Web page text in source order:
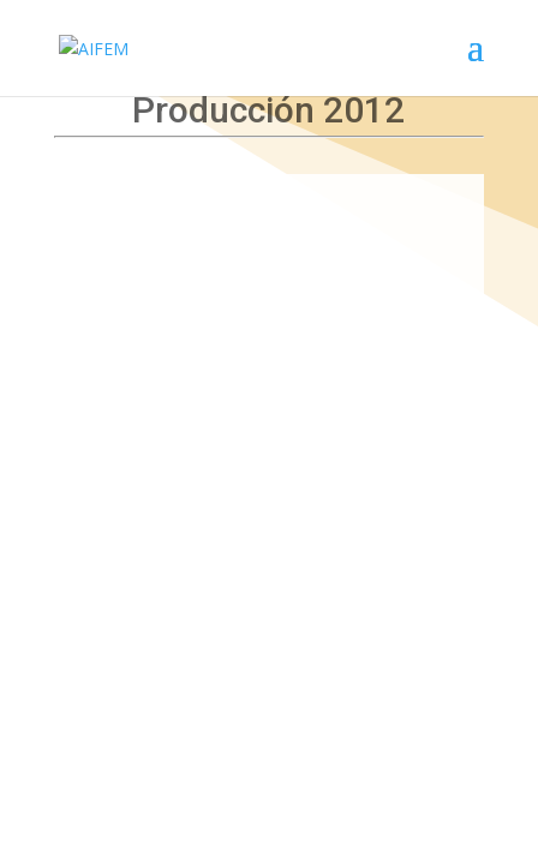
Producción 2012